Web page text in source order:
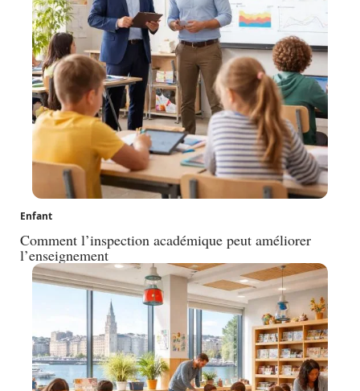
Enfant
Comment l’inspection académique peut améliorer
l’enseignement